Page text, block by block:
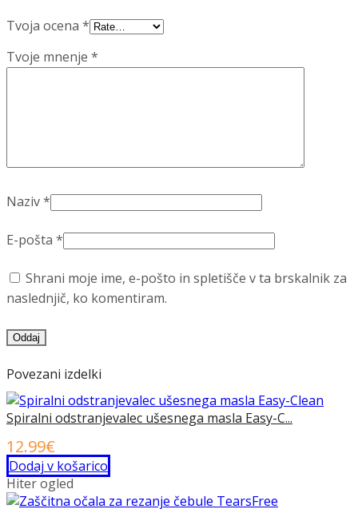
Tvoja ocena *
Tvoje mnenje *
Naziv*
E-pošta *
Shrani moje ime, e-pošto in spletišče v ta brskalnik za
naslednjič, ko komentiram.
Povezani izdelki
Spiralni odstranjevalec ušesnega masla Easy-C...
12.99€
Dodaj v košarico
Hiter ogled